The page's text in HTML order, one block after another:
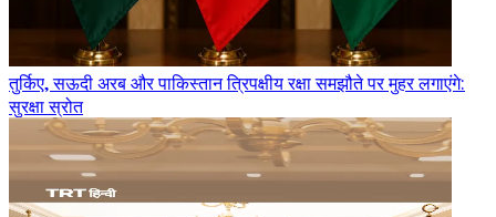
तुर्किए, सऊदी अरब और पाकिस्तान त्रिपक्षीय रक्षा समझौते पर मुहर लगाएंगे:
सुरक्षा स्रोत